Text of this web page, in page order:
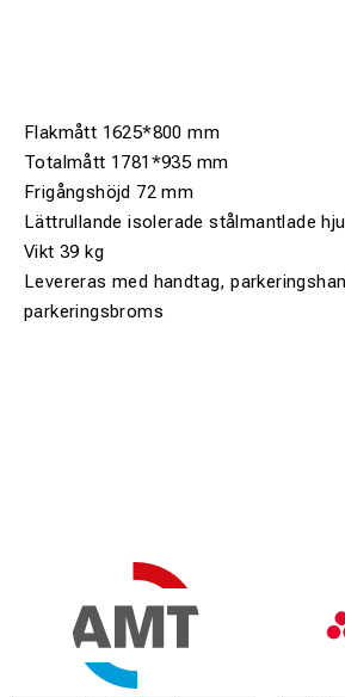
Flakmått 1625*800 mm
Totalmått 1781*935 mm
Frigångshöjd 72 mm
Lättrullande isolerade stålmantlade
Vikt 39 kg
Levereras med handtag,
parkeringsbroms